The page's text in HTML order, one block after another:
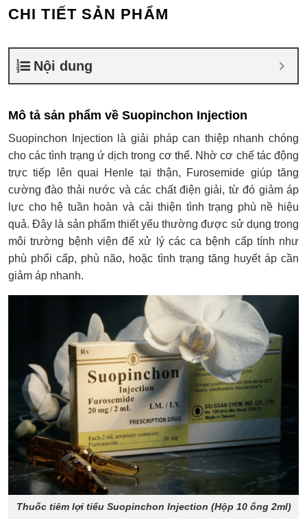
CHI TIẾT SẢN PHẨM
Nội dung
Mô tả sản phẩm về Suopinchon Injection
Suopinchon Injection là giải pháp can thiệp nhanh chóng
cho các tình trạng ứ dịch trong cơ thể. Nhờ cơ chế tác động
trực tiếp lên quai Henle tại thận, Furosemide giúp tăng
cường đào thải nước và các chất điện giải, từ đó giảm áp
lực cho hệ tuần hoàn và cải thiện tình trạng phù nề hiệu
quả. Đây là sản phẩm thiết yếu thường được sử dụng trong
môi trường bệnh viện để xử lý các ca bệnh cấp tính như
phù phổi cấp, phù não, hoặc tình trạng tăng huyết áp cần
giảm áp nhanh.
Thuốc tiêm lợi tiểu Suopinchon Injection (Hộp 10 ống 2ml)